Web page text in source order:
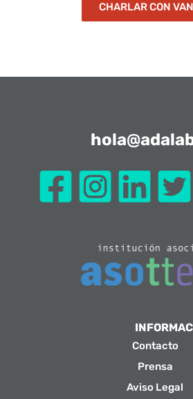
CHARLAR CON
Contacto
Prensa
Aviso Legal